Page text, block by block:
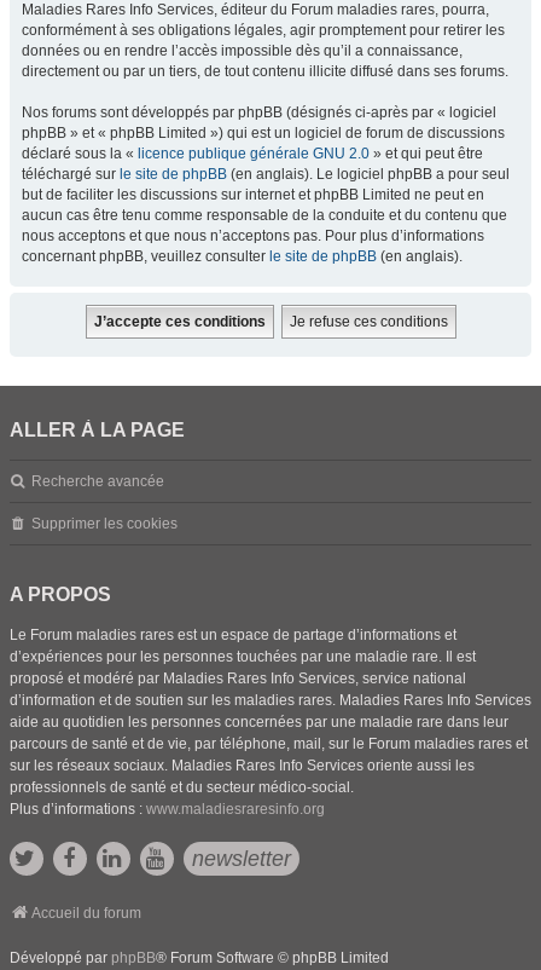
Maladies Rares Info Services, éditeur du Forum maladies rares, pourra,
conformément à ses obligations légales, agir promptement pour retirer les
données ou en rendre l’accès impossible dès qu’il a connaissance,
directement ou par un tiers, de tout contenu illicite diffusé dans ses forums.
Nos forums sont développés par phpBB (désignés ci-après par « logiciel
phpBB » et « phpBB Limited ») qui est un logiciel de forum de discussions
déclaré sous la « licence publique générale GNU 2.0 » et qui peut être
téléchargé sur le site de phpBB (en anglais). Le logiciel phpBB a pour seul
but de faciliter les discussions sur internet et phpBB Limited ne peut en
aucun cas être tenu comme responsable de la conduite et du contenu que
nous acceptons et que nous n’acceptons pas. Pour plus d’informations
concernant phpBB, veuillez consulter le site de phpBB (en anglais).
ALLER À LA PAGE
Recherche avancée
Supprimer les cookies
A PROPOS
Le Forum maladies rares est un espace de partage d’informations et
d’expériences pour les personnes touchées par une maladie rare. Il est
proposé et modéré par Maladies Rares Info Services, service national
d’information et de soutien sur les maladies rares. Maladies Rares Info Services
aide au quotidien les personnes concernées par une maladie rare dans leur
parcours de santé et de vie, par téléphone, mail, sur le Forum maladies rares et
sur les réseaux sociaux. Maladies Rares Info Services oriente aussi les
professionnels de santé et du secteur médico-social.
Plus d’informations : www.maladiesraresinfo.org
newsletter
Accueil du forum
Développé par phpBB® Forum Software © phpBB Limited